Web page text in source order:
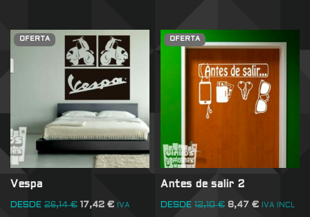
OFERTA
Vespa
DESDE 26,14€ 17,42 € IVA
OFERTA
Antes de salir 2
DESDE 12,10€ 8,47€ IVA INCL